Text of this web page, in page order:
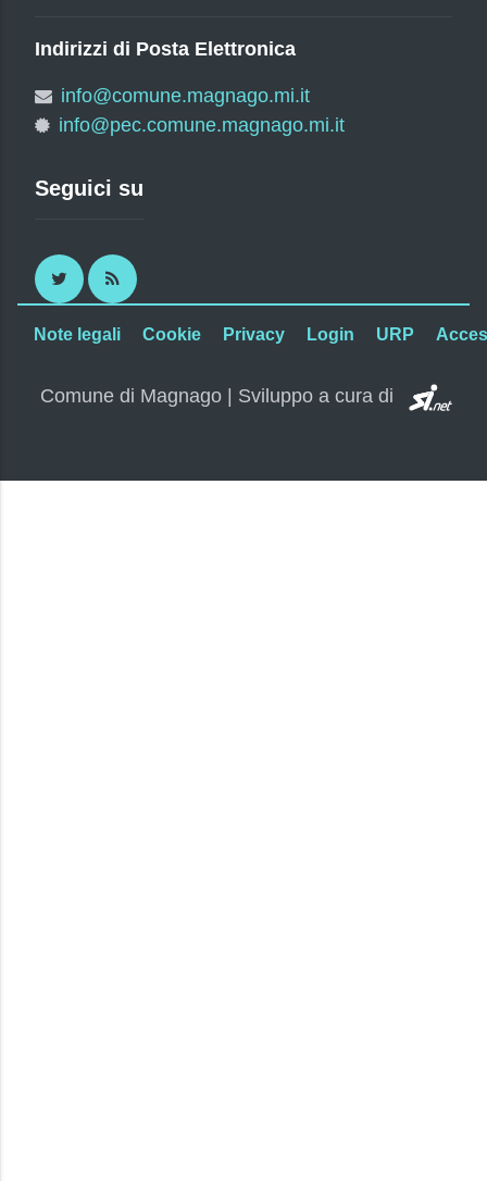
Indirizzi di Posta Elettronica
info@comune.magnago.mi.it
info@pec.comune.magnago.mi.it
Seguici su
Twitter RSS
Note legali Cookie Privacy Login URP
Comune di Magnago | Sviluppo a cura di